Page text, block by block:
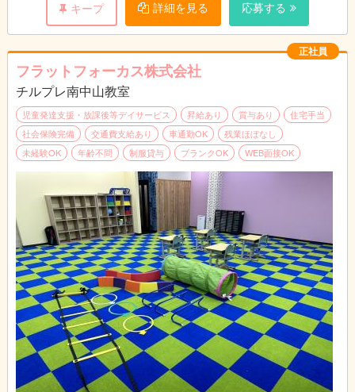
(例)午前5名、午後5名
気になる方はぜひお問い合わせください！！！
【仕事内容】
■支援
■送迎(相談可)
■その他付随業務
※教室長業務を行う方は教室長業務(施設運営・職員管理)あり
【1日のスケジュール例】
9:00～ 出勤、朝礼
9:30～ 自宅にお迎え
10:00～ 午前支援
12:00～ 自宅に送り
12:30～ 休憩
13:30～ 午後支援準備
14:30～ 学校お迎え
15:00～ 午後支援
17:00～ 自宅に送り
18:00～ 退勤
キープ 詳細を見る 応募する
正社員
フラットフォーカス株式会社
チルプレ南中山教室
児童発達支援・放課後等デイサービス 昇給あり 賞与あり
住宅手当
社会保険完備
交通費支給あり 車通勤OK
残業ほぼなし
未経験OK
年齢不問 制服貸与 ブランクOK WEB面接OK